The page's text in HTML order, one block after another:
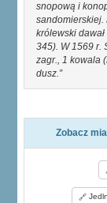
snopową i
sandomierskiej.
królewski
345). W 1569 r.
zagr., 1 kowala
dusz.
Zobacz